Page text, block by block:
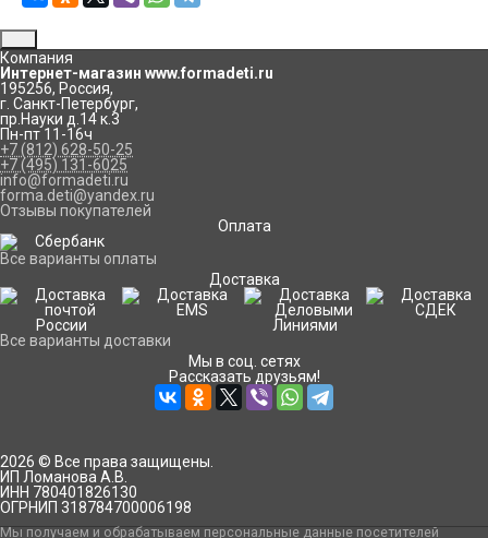
Компания
Интернет-магазин www.formadeti.ru
195256, Россия,
г. Санкт-Петербург,
пр.Науки д.14 к.3
Пн-пт 11-16ч
+7 (812) 628-50-25
+7 (495) 131-6025
info@formadeti.ru
forma.deti@yandex.ru
Отзывы покупателей
Оплата
Все варианты оплаты
Доставка
Все варианты доставки
Мы в соц. сетях
Рассказать друзьям!
2026 © Все права защищены.
ИП Ломанова А.В.
ИНН 780401826130
ОГРНИП 318784700006198
Мы получаем и обрабатываем персональные данные посетителей